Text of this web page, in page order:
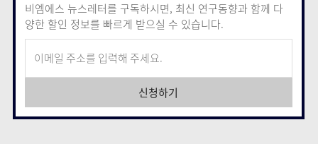
비엠에스 뉴스레터를 구독하시면, 최신 연구동향과 함께 다
양한 할인 정보를 빠르게 받으실 수 있습니다.
신청하기